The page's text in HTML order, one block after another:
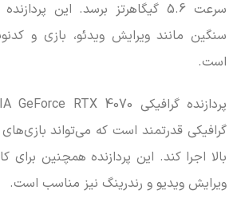
سرعت 5.6 گیگاهرتز برسد. این
سنگین مانند ویرایش ویدئو، بازی و
است.
بالا اجرا کند. این پردازنده همچنین برای
ویرایش ویدیو و رندرینگ نیز مناسب است.